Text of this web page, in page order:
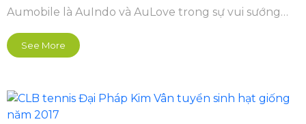
Aumobile là AuIndo và AuLove trong sự vui sướng
hạnh phúc.
See More